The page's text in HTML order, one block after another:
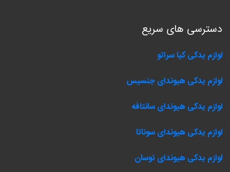
دسترسی های سریع
لوازم یدکی کیا سراتو
لوازم یدکی هیوندای جنسیس
لوازم یدکی هیوندای سانتافه
لوازم یدکی هیوندای سوناتا
لوازم یدکی هیوندای توسان